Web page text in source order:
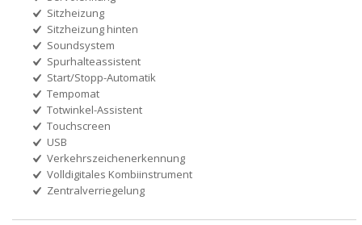
Sitzheizung
Sitzheizung hinten
Soundsystem
Spurhalteassistent
Start/Stopp-Automatik
Tempomat
Totwinkel-Assistent
Touchscreen
USB
Verkehrszeichenerkennung
Volldigitales Kombiinstrument
Zentralverriegelung